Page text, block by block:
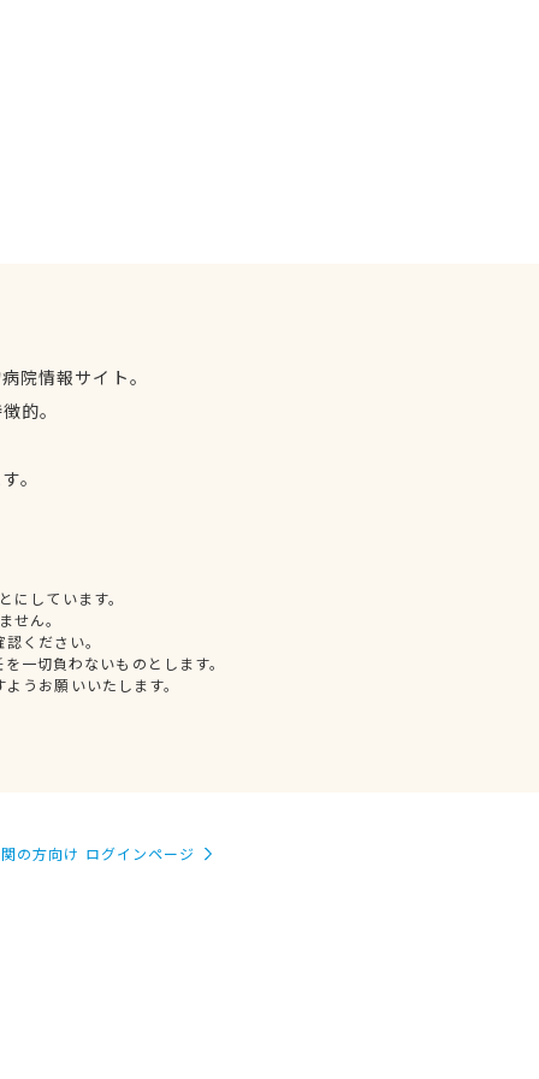
院情報サイト。
的。
。
しています。
せん。
ください。
一切負わないものとします。
うお願いいたします。
の方向け ログインページ